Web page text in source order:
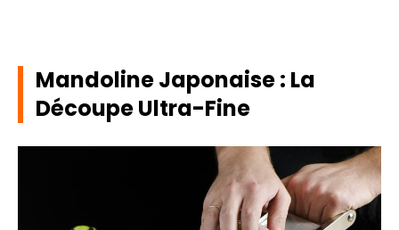
Mandoline Japonaise : La
Découpe Ultra-Fine